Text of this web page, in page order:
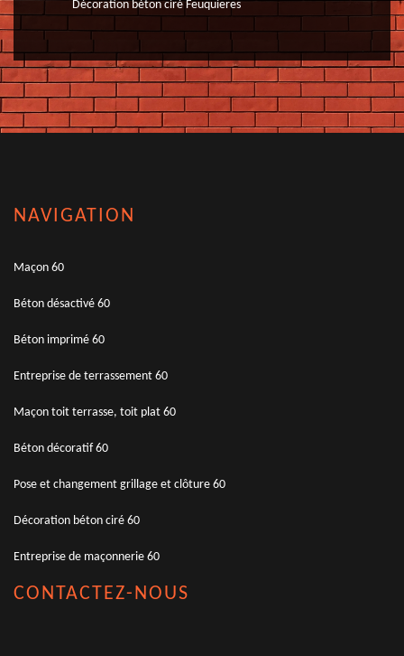
Décoration béton ciré Feuquieres
NAVIGATION
Maçon 60
Béton désactivé 60
Béton imprimé 60
Entreprise de terrassement 60
Maçon toit terrasse, toit plat 60
Béton décoratif 60
Pose et changement grillage et clôture 60
Décoration béton ciré 60
Entreprise de maçonnerie 60
CONTACTEZ-NOUS